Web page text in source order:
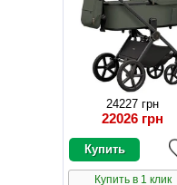
24227 грн
22026 грн
Купить в 1 клик